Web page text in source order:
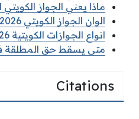
ماذا يعني الجواز
الوان الجواز الكويتي 2026 ولمن يعطى كل لون
انواع الجوازات الكويتية 2026 والفروقات بينهم
متى يسقط حق المطلقة
Citations